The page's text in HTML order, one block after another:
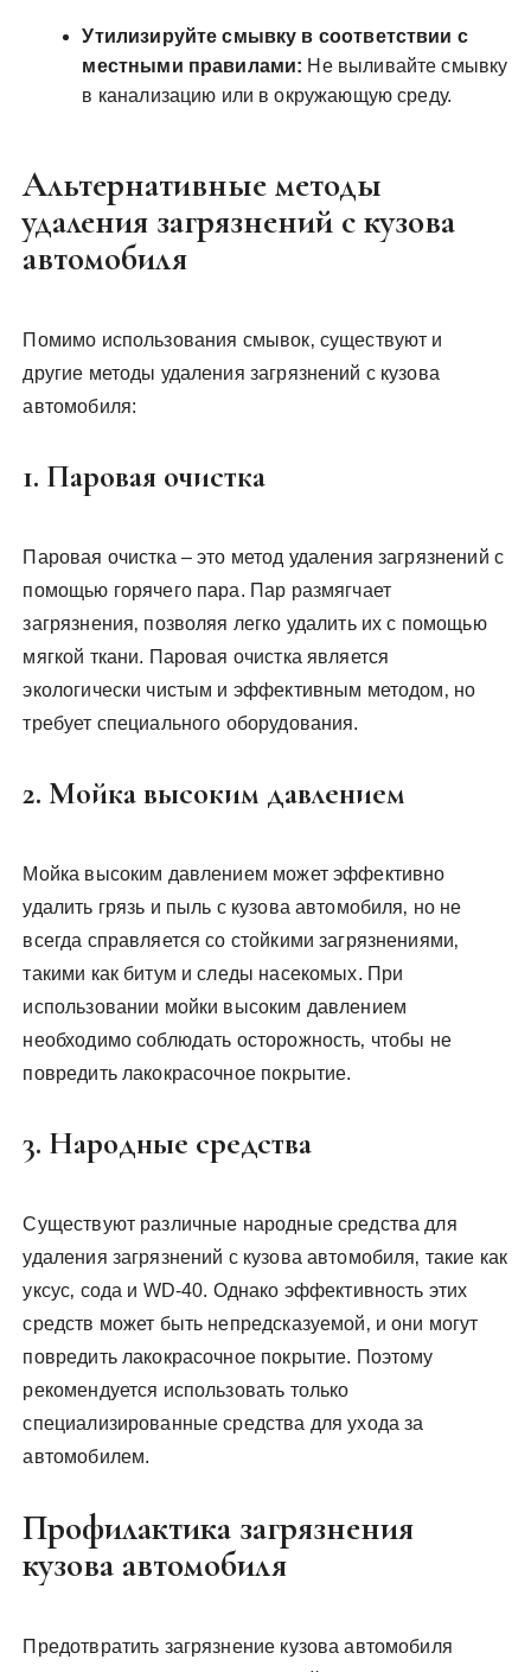
Утилизируйте смывку в соответствии с
местными правилами: Не выливайте смывку
в канализацию или в окружающую среду.
Альтернативные методы
удаления загрязнений с кузова
автомобиля
Помимо использования смывок‚ существуют и
другие методы удаления загрязнений с кузова
автомобиля:
1. Паровая очистка
Паровая очистка – это метод удаления загрязнений с
помощью горячего пара. Пар размягчает
загрязнения‚ позволяя легко удалить их с помощью
мягкой ткани. Паровая очистка является
экологически чистым и эффективным методом‚ но
требует специального оборудования.
2. Мойка высоким давлением
Мойка высоким давлением может эффективно
удалить грязь и пыль с кузова автомобиля‚ но не
всегда справляется со стойкими загрязнениями‚
такими как битум и следы насекомых. При
использовании мойки высоким давлением
необходимо соблюдать осторожность‚ чтобы не
повредить лакокрасочное покрытие.
3. Народные средства
Существуют различные народные средства для
удаления загрязнений с кузова автомобиля‚ такие как
уксус‚ сода и WD-40. Однако эффективность этих
средств может быть непредсказуемой‚ и они могут
повредить лакокрасочное покрытие. Поэтому
рекомендуется использовать только
специализированные средства для ухода за
автомобилем.
Профилактика загрязнения
кузова автомобиля
Предотвратить загрязнение кузова автомобиля